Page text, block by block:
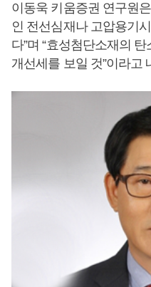
이동욱 키움증권 연구원
인 전선심재나 고압용기
다”며 “효성첨단소재의
개선세를 보일 것”이라고